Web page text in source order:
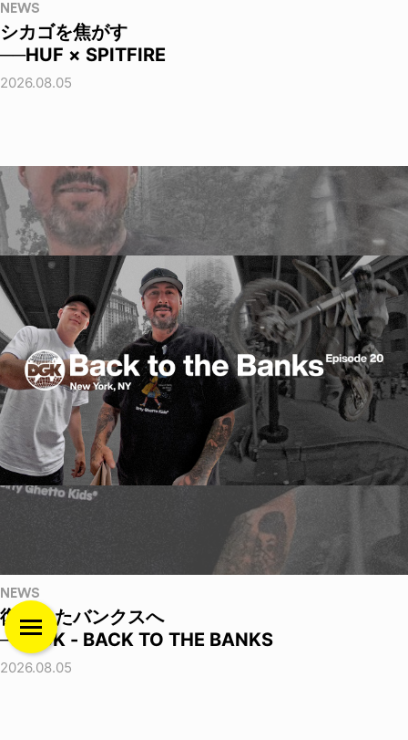
NEWS
シカゴを焦がす
──HUF × SPITFIRE
2026.08.05
NEWS
復活したバンクスへ
──DGK - BACK TO THE BANKS
2026.08.05